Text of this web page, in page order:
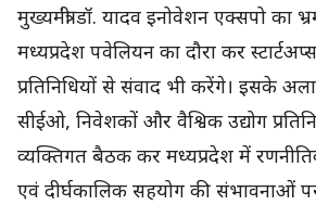
मुख्यमंत्री डॉ. यादव इनोवेशन एक्सपो का
मध्यप्रदेश पवेलियन का दौरा कर
प्रतिनिधियों से संवाद भी करेंगे। इसके
सीईओ, निवेशकों और वैश्विक उद्योग
व्यक्तिगत बैठक कर मध्यप्रदेश में
एवं दीर्घकालिक सहयोग की संभावनाओं